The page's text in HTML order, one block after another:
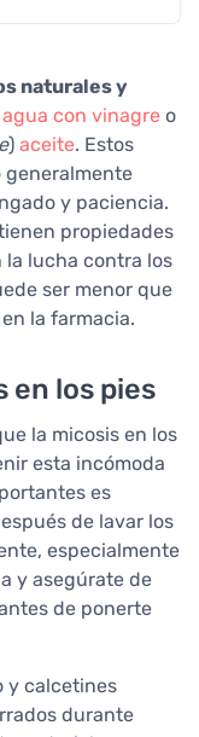
naturales y
agua con vinagre o
) aceite. Estos
generalmente
y paciencia.
propiedades
lucha contra los
ser menor que
la farmacia.
en los pies
la micosis en los
esta incómoda
es
de lavar los
especialmente
y asegúrate de
de ponerte
y calcetines
durante